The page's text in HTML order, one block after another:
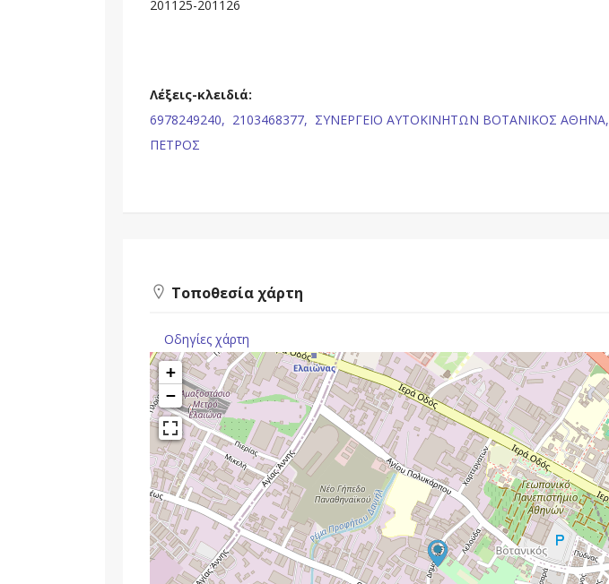
201125-201126
Λέξεις-κλειδιά:
6978249240, 2103468377, ΣΥΝΕΡΓΕΙΟ ΑΥΤΟΚΙΝΗΤΩΝ ΒΟΤΑΝΙΚΟΣ ΑΘΗΝΑ,
ΠΕΤΡΟΣ
Τοποθεσία χάρτη
Οδηγίες χάρτη
+
−